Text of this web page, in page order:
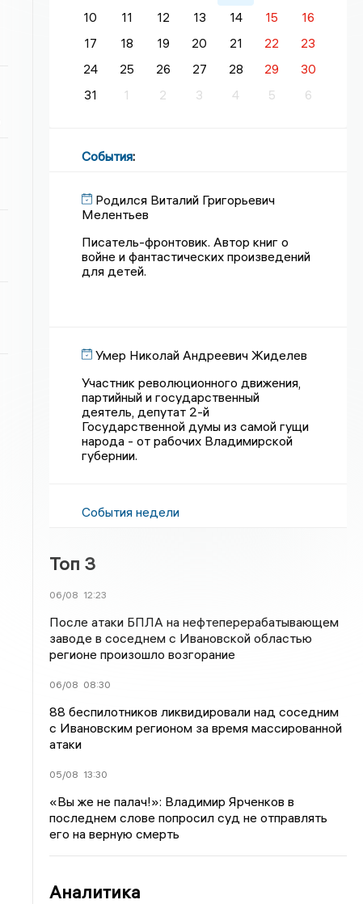
10
11 12 13 14 15
16
17
18 19 20 21 22
23
24
25 26 27 28 29
30
31
1 2 3 4 5 6
События:
Родился Виталий Григорьевич
Мелентьев
Писатель-фронтовик. Автор книг о
войне и фантастических произведений
для детей.
Умер Николай Андреевич Жиделев
Участник революционного движения,
партийный и государственный
деятель, депутат 2-й
Государственной думы из самой гущи
народа - от рабочих Владимирской
губернии.
События недели
Топ 3
06/08 12:23
После атаки БПЛА на нефтеперерабатывающем
заводе в соседнем с Ивановской областью
регионе произошло возгорание
06/08 08:30
88 беспилотников ликвидировали над соседним
с Ивановским регионом за время массированной
атаки
05/08 13:30
«Вы же не палач!»: Владимир Ярченков в
последнем слове попросил суд не отправлять
его на верную смерть
Аналитика